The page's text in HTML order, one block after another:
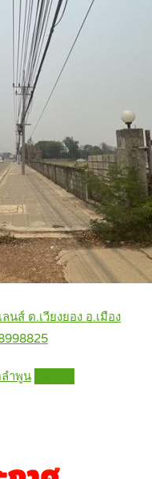
นส์ ต.เวียงยอง อ.เมือง
ลำพูน